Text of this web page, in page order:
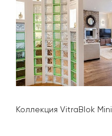
Коллекция VitraBlok Mini